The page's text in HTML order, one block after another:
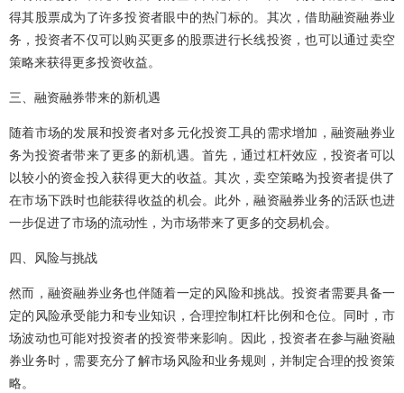
得其股票成为了许多投资者眼中的热门标的。其次，借助融资融券业
务，投资者不仅可以购买更多的股票进行长线投资，也可以通过卖空
策略来获得更多投资收益。
三、融资融券带来的新机遇
随着市场的发展和投资者对多元化投资工具的需求增加，融资融券业
务为投资者带来了更多的新机遇。首先，通过杠杆效应，投资者可以
以较小的资金投入获得更大的收益。其次，卖空策略为投资者提供了
在市场下跌时也能获得收益的机会。此外，融资融券业务的活跃也进
一步促进了市场的流动性，为市场带来了更多的交易机会。
四、风险与挑战
然而，融资融券业务也伴随着一定的风险和挑战。投资者需要具备一
定的风险承受能力和专业知识，合理控制杠杆比例和仓位。同时，市
场波动也可能对投资者的投资带来影响。因此，投资者在参与融资融
券业务时，需要充分了解市场风险和业务规则，并制定合理的投资策
略。